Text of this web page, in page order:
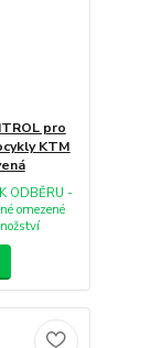
pro
KTM
ODBĚRU -
omezené